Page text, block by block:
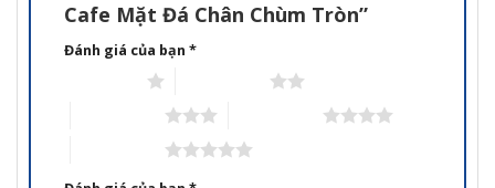
Cafe Mặt Đá Chân Chùm Tròn”
Đánh giá của bạn *